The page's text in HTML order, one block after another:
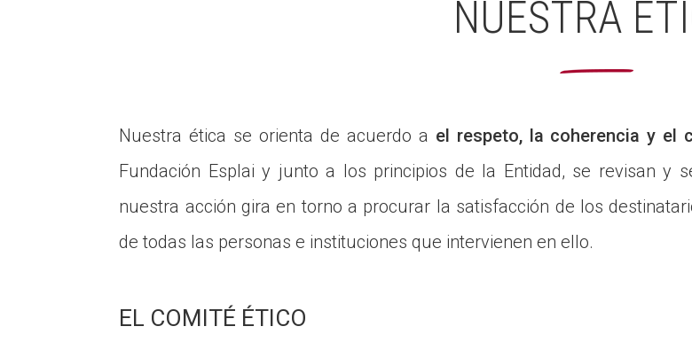
NUESTRA
Nuestra ética se orienta de acuerdo a el respeto, la coherencia y el
Fundación Esplai y junto a los principios de la Entidad, se revisan y
nuestra acción gira en torno a procurar la satisfacción de los
de todas las personas e instituciones que intervienen en ello.
EL COMITÉ ÉTICO